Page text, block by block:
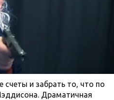
счеты и забрать то, что по
Драматичная